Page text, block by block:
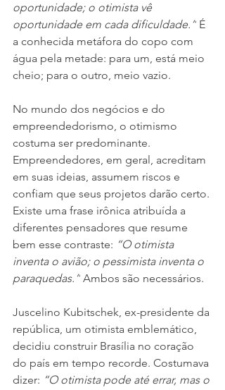
oportunidade; o otimista vê
oportunidade em cada dificuldade.” É
a conhecida metáfora do copo com
água pela metade: para um, está meio
cheio; para o outro, meio vazio.
No mundo dos negócios e do
empreendedorismo, o otimismo
costuma ser predominante.
Empreendedores, em geral, acreditam
em suas ideias, assumem riscos e
confiam que seus projetos darão certo.
Existe uma frase irônica atribuída a
diferentes pensadores que resume
bem esse contraste: “O otimista
inventa o avião; o pessimista inventa o
paraquedas.” Ambos são necessários.
Juscelino Kubitschek, ex-presidente da
república, um otimista emblemático,
decidiu construir Brasília no coração
do país em tempo recorde. Costumava
dizer: “O otimista pode até errar, mas o